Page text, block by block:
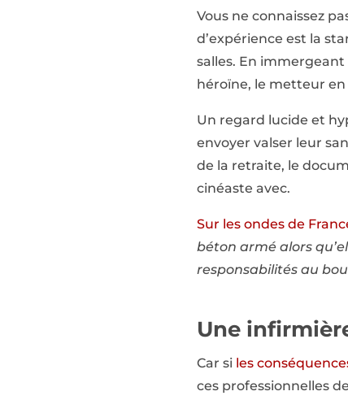
Vous ne connaissez
d’expérience est la
salles. En immergeant
héroïne, le metteur en
Un regard lucide et
envoyer valser leur
de la retraite, le
cinéaste avec.
Sur les ondes de
béton armé alors
responsabilités au
Une
Car siles
ces professionnelles